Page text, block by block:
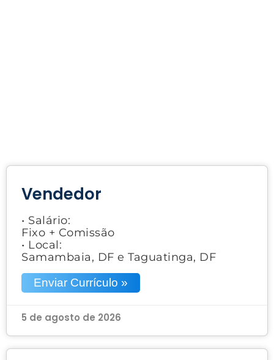
Vendedor
• Salário:
Fixo + Comissão
• Local:
Samambaia, DF e Taguatinga, DF
Enviar Currículo »
5 de agosto de 2026